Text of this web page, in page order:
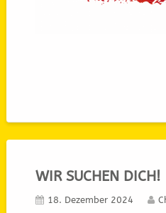
WIR SUCHEN DICH!
18. Dezember 2024